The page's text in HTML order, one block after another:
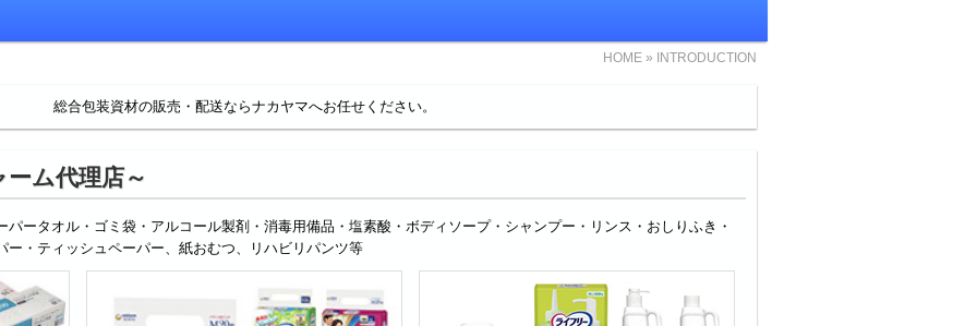
HOME » INTRODUCTION
総合包装資材の販売・配送ならナカヤマへお任せください。
ム代理店～
ータオル・ゴミ袋・アルコール製剤・消毒用備品・塩素酸・ボディソープ・シャンプー・リンス・おしりふき・
ー・ティッシュペーパー、紙おむつ、リハビリパンツ等